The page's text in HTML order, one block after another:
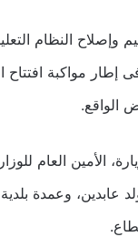
وإصلاح النظام
إطار مواكبة
الواقع.
الأمين العام
ولد عابدين، وعمدة